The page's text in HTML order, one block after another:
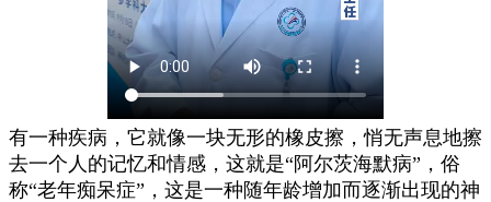
有一种疾病，它就像一块无形的橡皮擦，悄无声息地擦
去一个人的记忆和情感，这就是“阿尔茨海默病”，俗
称“老年痴呆症”，这是一种随年龄增加而逐渐出现的神